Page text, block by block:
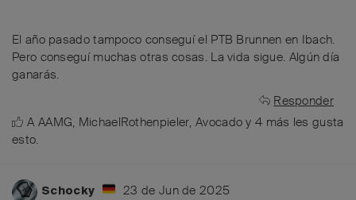
El año pasado tampoco conseguí el PTB Brunnen en Ibach.
Pero conseguí muchas otras cosas. La vida sigue. Algún día
ganarás.
Responder
A AAMG, MichaelRothenpieler,Avocado y4 más les gusta
esto.
Schocky 23 de Jun de 2025